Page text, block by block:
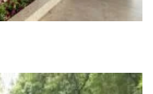
Idul Fitri 2025 di